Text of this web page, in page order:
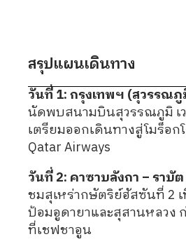
สรุปแผนเดินทาง
วันที่ 1: กรุงเทพฯ (สุวรรณ
นัดพบสนามบินสุวรรณภูมิ เ
เตรียมออกเดินทางสู่โมร็อก
Qatar Airways
วันที่ 2: คาซาบลังกา – ราบั
ชมสุเหร่ากษัตริย์ฮัสซันที่ 2
ป้อมอูดายาและสุสานหลวง
ที่เชฟชาอูน